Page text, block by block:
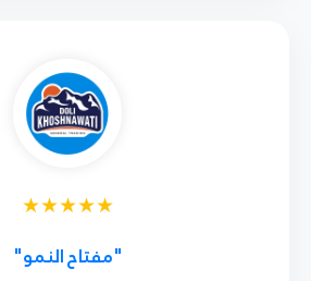
★★★★★
"مفتاح النمو"